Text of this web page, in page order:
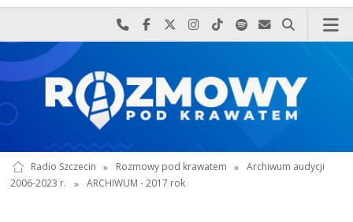
Najlepiej po prostu do nas zadzwoń
Odwiedź nas na Facebook-u
Odwiedź nas na X
Odwiedź nas na Instagram-ie
Odwiedź nas na TikTok-u
Szukaj nas na Spotify
Wyślij do nas
Szukaj
Radio Szczecin » Rozmowy pod krawatem » Archiwum audycji
2006-2023 r.
» ARCHIWUM - 2017 rok